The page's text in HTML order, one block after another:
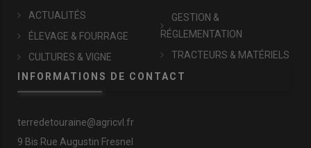
ACTUALITÉS
ÉLEVAGE & FOURRAGE
CULTURES & VIGNE
GESTION &
RÉGLEMENTATION
TRACTEURS & MATÉRIELS
INFORMATIONS DE CONTACT
terredetouraine@agricvl.fr
9 Bis Rue Augustin Fresnel